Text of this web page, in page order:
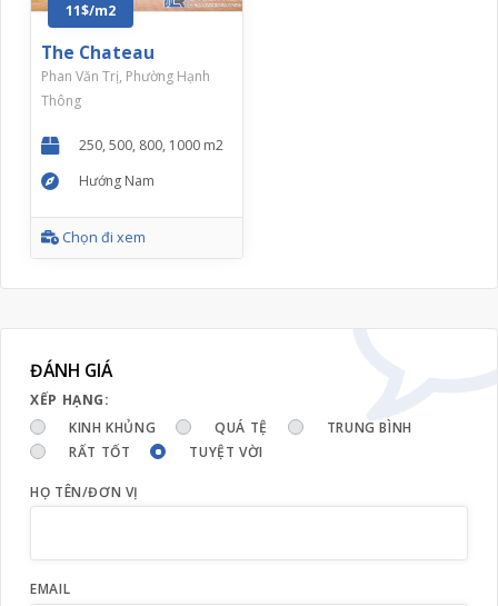
11$/m2
The Chateau
Phan Văn Trị, Phường Hạnh
Thông
250, 500, 800, 1000 m2
Hướng Nam
Chọn đi xem
ĐÁNH GIÁ
XẾP HẠNG:
KINH KHỦNG
QUÁ TỆ
TRUNG BÌNH
RẤT TỐT
TUYỆT VỜI
HỌ TÊN/ĐƠN VỊ
EMAIL